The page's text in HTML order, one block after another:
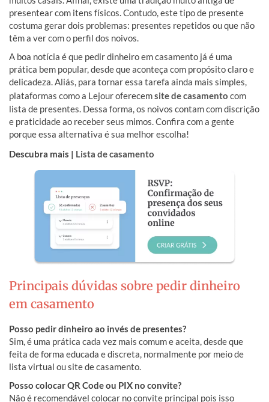
presentear com itens físicos. Contudo, este tipo de presente
costuma gerar dois problemas: presentes repetidos ou que não
têm a ver com o perfil dos noivos.
A boa notícia é que pedir dinheiro em casamento já é uma
prática bem popular, desde que aconteça com propósito claro e
delicadeza. Aliás, para tornar essa tarefa ainda mais simples,
plataformas como a Lejour oferecemsite de casamento com
lista de presentes. Dessa forma, os noivos contam com discrição
e praticidade ao receber seus mimos. Confira com a gente
porque essa alternativa é sua melhor escolha!
Descubra mais | Lista de casamento
Principais dúvidas sobre pedir dinheiro
em casamento
Posso pedir dinheiro ao invés de presentes?
Sim, é uma prática cada vez mais comum e aceita, desde que
feita de forma educada e discreta, normalmente por meio de
lista virtual ou site de casamento.
Posso colocar QR Code ou PIX no convite?
Não é recomendável colocar no convite principal pois isso